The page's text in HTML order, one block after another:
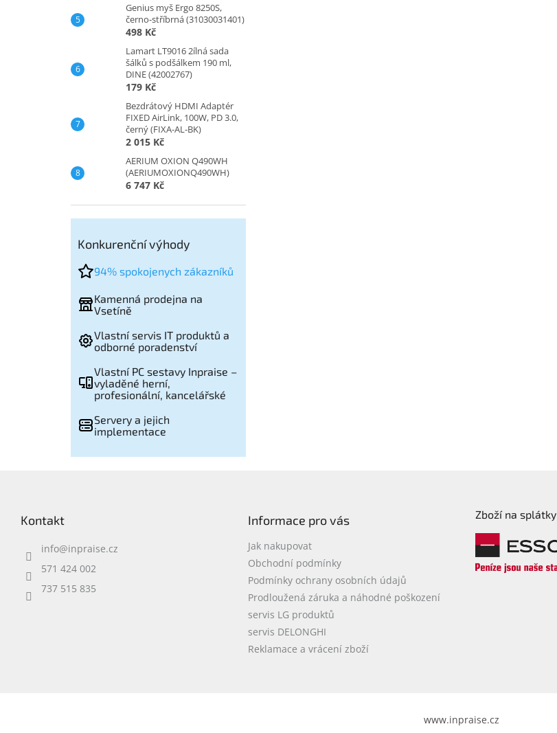
Genius myš Ergo 8250S,
černo-stříbrná (31030031401)
498 Kč
Lamart LT9016 2ílná sada
šálků s podšálkem 190 ml,
DINE (42002767)
179 Kč
Bezdrátový HDMI Adaptér
FIXED AirLink, 100W, PD 3.0,
černý (FIXA-AL-BK)
2 015 Kč
AERIUM OXION Q490WH
(AERIUMOXIONQ490WH)
6 747 Kč
Konkurenční výhody
94% spokojenych zákazníků
Kamenná prodejna na
Vsetíně
Vlastní servis IT produktů a
odborné poradenství
Vlastní PC sestavy Inpraise –
vyladěné herní,
profesionální, kancelářské
Servery a jejich
implementace
Kontakt
info@inpraise.cz
571 424 002
737 515 835
Informace pro vás
Jak nakupovat
Obchodní podmínky
Podmínky ochrany osobních údajů
Prodloužená záruka a náhodné poškození
servis LG produktů
servis DELONGHI
Reklamace a vrácení zboží
Zboží na splátky
www.inpraise.cz